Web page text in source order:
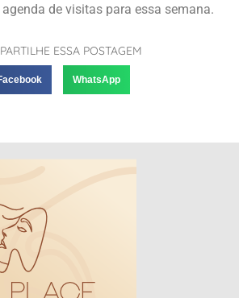
de visitas para essa semana.
ESSA POSTAGEM
WhatsApp